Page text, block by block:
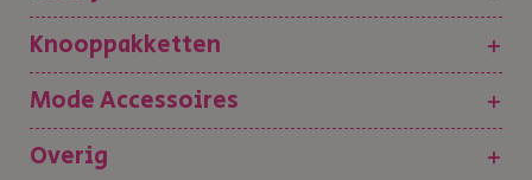
Knooppakketten
+
Mode Accessoires
+
Overig
+